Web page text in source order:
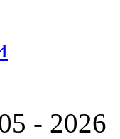
- 2026